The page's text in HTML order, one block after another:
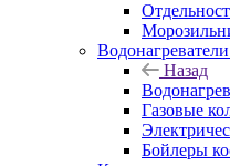
Водонагреватели
Назад
Газовые
Бойлеры